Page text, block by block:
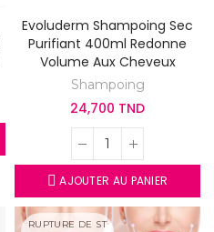
Evoluderm Shampoing Sec
Purifiant 400ml Redonne
Volume Aux Cheveux
Shampoing
24,700 TND
AJOUTER AU PANIER
RUPTURE DE ST